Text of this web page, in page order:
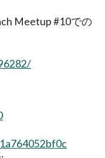
Meetup #10での